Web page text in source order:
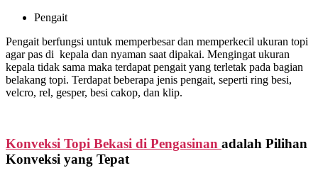
Pengait
Pengait berfungsi untuk memperbesar dan memperkecil ukuran topi
agar pas di kepala dan nyaman saat dipakai. Mengingat ukuran
kepala tidak sama maka terdapat pengait yang terletak pada bagian
belakang topi. Terdapat beberapa jenis pengait, seperti ring besi,
velcro, rel, gesper, besi cakop, dan klip.
Konveksi Topi Bekasi di Pengasinan adalah Pilihan
Konveksi yang Tepat